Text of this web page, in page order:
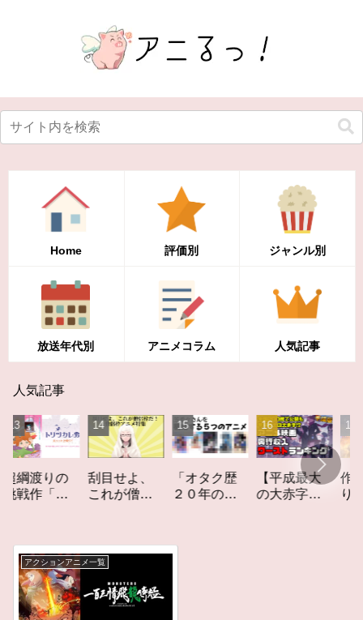
Home 評価別 ジャンル別
放送年代別 アニメコラム 人気記事
人気記事
りの
「ト
刮目せよ、
これが僧侶
メ」特集ア
ニメコラム
「オタク歴
２０年の私
メ」アニメ
のアニメ
【平成最大
の大赤字】
作家性の
りかす「
アクションアニメ一覧